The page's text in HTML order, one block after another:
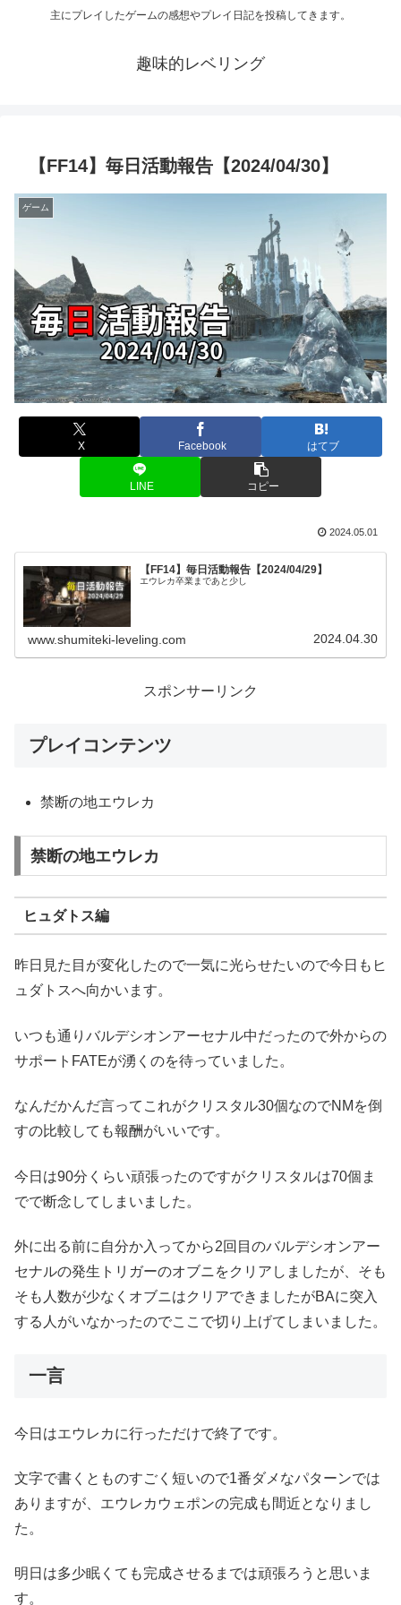
主にプレイしたゲームの感想やプレイ日記を投稿してきます。
趣味的レベリング
【FF14】毎日活動報告【2024/04/30】
ゲーム
X Facebook はてブ
LINE コピー
2024.05.01
【FF14】毎日活動報告【2024/04/29】
エウレカ卒業まであと少し
www.shumiteki-leveling.com 2024.04.30
スポンサーリンク
プレイコンテンツ
禁断の地エウレカ
禁断の地エウレカ
ヒュダトス編
昨日見た目が変化したので一気に光らせたいので今日もヒ
ュダトスへ向かいます。
いつも通りバルデシオンアーセナル中だったので外からの
サポートFATEが湧くのを待っていました。
なんだかんだ言ってこれがクリスタル30個なのでNMを倒
すの比較しても報酬がいいです。
今日は90分くらい頑張ったのですがクリスタルは70個ま
でで断念してしまいました。
外に出る前に自分か入ってから2回目のバルデシオンアー
セナルの発生トリガーのオブニをクリアしましたが、そも
そも人数が少なくオブニはクリアできましたがBAに突入
する人がいなかったのでここで切り上げてしまいました。
一言
今日はエウレカに行っただけで終了です。
文字で書くとものすごく短いので1番ダメなパターンでは
ありますが、エウレカウェポンの完成も間近となりまし
た。
明日は多少眠くても完成させるまでは頑張ろうと思いま
す。